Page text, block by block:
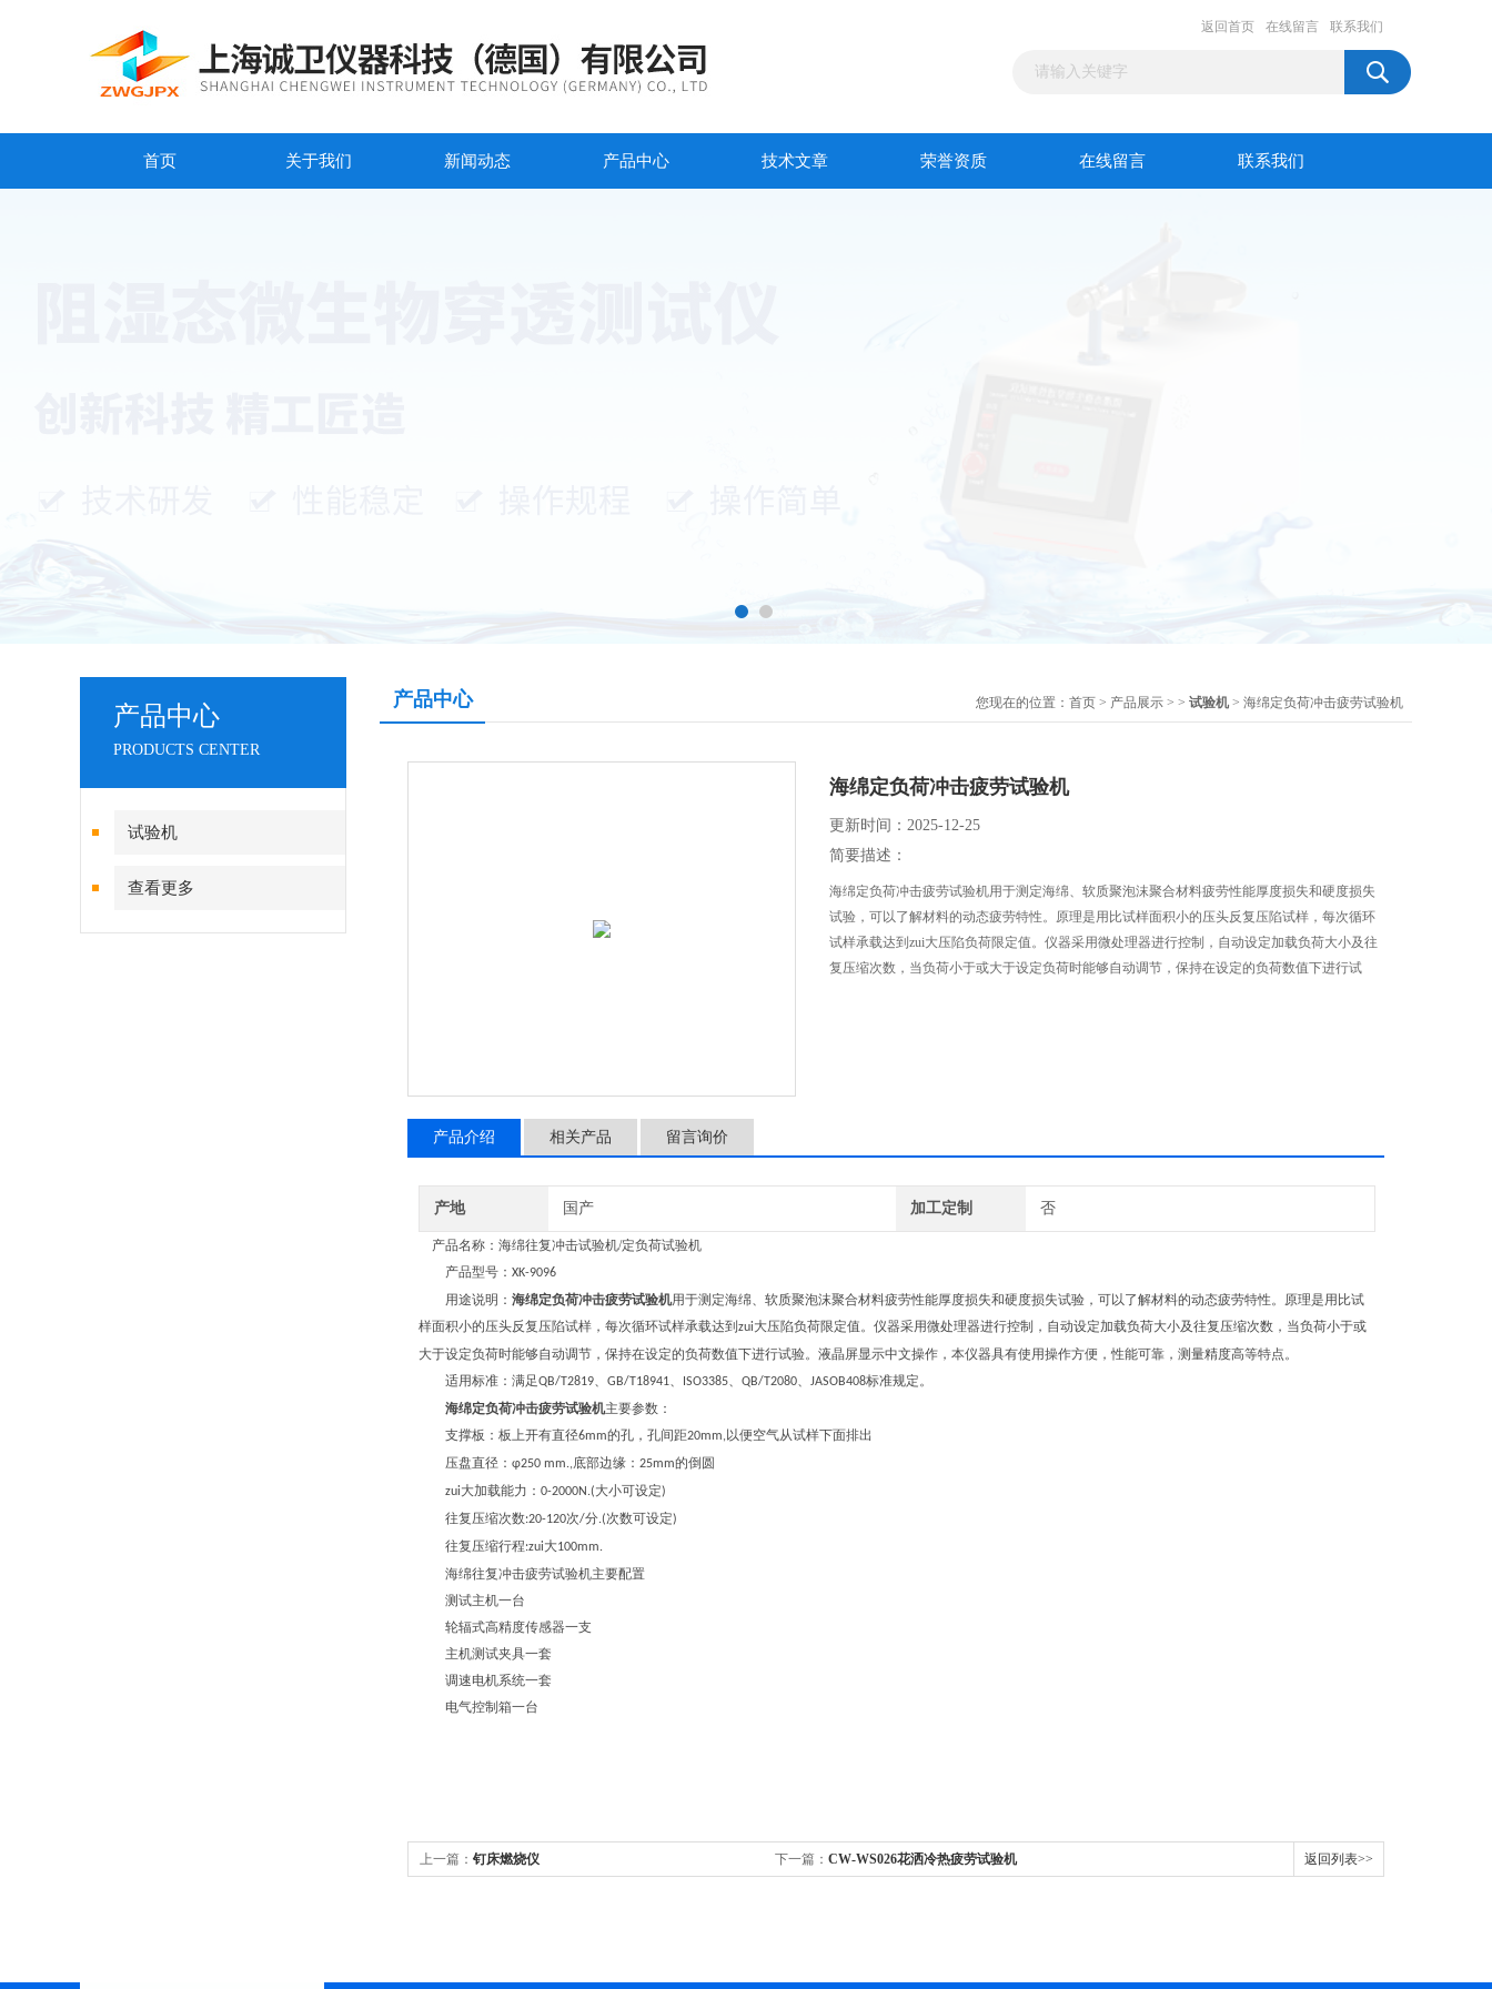
返回首页 在线留言 联系我们
首页 关于我们 新闻动态 产品中心 技术文章 荣誉资质 在线留言 联系我们
产品中心
PRODUCTS CENTER
试验机
查看更多
产品中心 您现在的位置： 首页 > 产品展示 > > 试验机 > 海绵定负荷冲击疲劳试验机
海绵定负荷冲击疲劳试验机
更新时间：2025-12-25
简要描述：
海绵定负荷冲击疲劳试验机用于测定海绵、软质聚泡沫聚合材料疲劳性能厚度损失和硬度损失
试验，可以了解材料的动态疲劳特性。原理是用比试样面积小的压头反复压陷试样，每次循环
试样承载达到zui大压陷负荷限定值。仪器采用微处理器进行控制，自动设定加载负荷大小及往
复压缩次数，当负荷小于或大于设定负荷时能够自动调节，保持在设定的负荷数值下进行试
产品介绍 相关产品 留言询价
产地 国产 加工定制 否
产品名称： 海绵往复冲击试验机/定负荷试验机
产品型号： XK-9096
用途说明： 海绵定负荷冲击疲劳试验机用于测定海绵、软质聚泡沫聚合材料疲劳性能厚度损失和硬度损失试验，可以了解材料的动态疲劳特性。原理是用比试
样面积小的压头反复压陷试样，每次循环试样承载达到 zui大压陷负荷限定值。仪器采用微处理器进行控制，自动设定加载负荷大小及往复压缩次数，当负荷小于或
大于设定负荷时能够自动调节，保持在设定的负荷数值下进行试验。液晶屏显示中文操作，本仪器具有使用操作方便，性能可靠，测量精度高等特点。
适用标准：满足QB/T2819、 GB/T18941、 ISO3385、 QB/T2080、 JASOB408标准规定。
海绵定负荷冲击疲劳试验机主要参数：
支撑板：板上开有直径6mm的孔，孔间距20mm, 以便空气从试样下面排出
压盘直径： φ250 mm.,底部边缘： 25mm的倒圆
zui大加载能力： 0-2000N.(大小可设定)
往复压缩次数:20-120次/分.(次数可设定)
往复压缩行程:zui大100mm.
海绵往复冲击疲劳试验机主要配置
测试主机一台
轮辐式高精度传感器一支
主机测试夹具一套
调速电机系统一套
电气控制箱一台
上一篇： 钉床燃烧仪 下一篇： CW-WS026花洒冷热疲劳试验机 返回列表>>